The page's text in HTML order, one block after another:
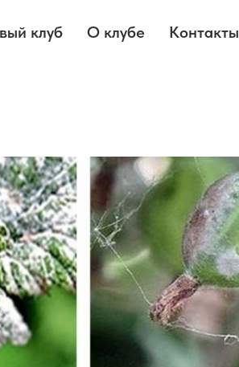
клуб О клубе Контакты